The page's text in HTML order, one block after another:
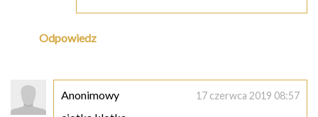
Odpowiedz
Anonimowy 17 czerwca 2019 08:57